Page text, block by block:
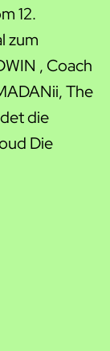
12.
zum
, Coach
The
die
Die